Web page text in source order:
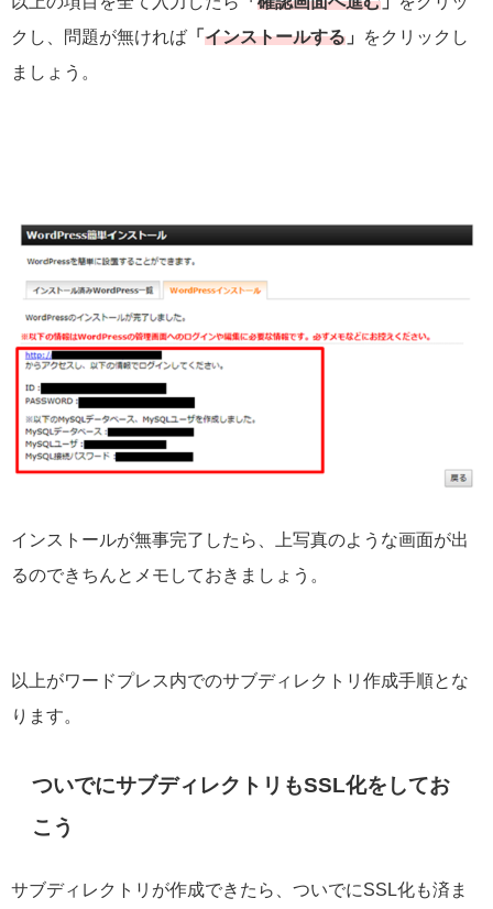
クし、問題が無ければ 「 インストールする 」
をクリックし
ましょう。
インストールが無事完了したら、上写真のような画面が出
るのできちんとメモしておきましょう。
以上がワードプレス内でのサブディレクトリ作成手順とな
ります。
ついでにサブディレクトリもSSL化をしてお
こう
サブディレクトリが作成できたら、ついでにSSL化も済ま